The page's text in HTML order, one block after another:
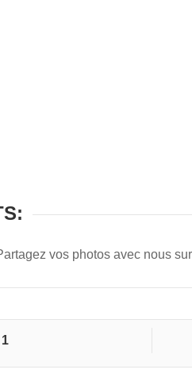
vos photos avec nous sur